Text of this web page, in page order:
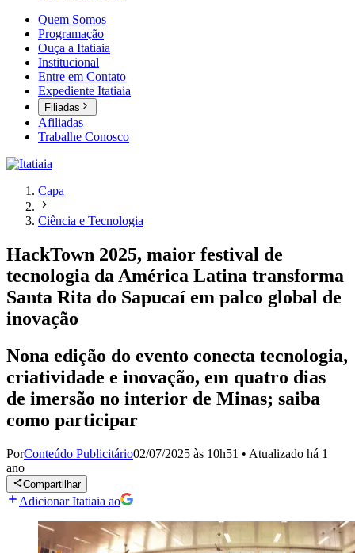
Quem Somos
Programação
Ouça a Itatiaia
Institucional
Entre em Contato
Expediente Itatiaia
Filiadas
Afiliadas
Trabalhe Conosco
Capa
Ciência e Tecnologia
HackTown 2025, maior festival de
tecnologia da América Latina transforma
Santa Rita do Sapucaí em palco global de
inovação
Nona edição do evento conecta tecnologia,
criatividade e inovação, em quatro dias
de imersão no interior de Minas; saiba
como participar
PorConteúdo Publicitário02/07/2025 às 10h51 • Atualizado há 1
ano
Compartilhar
Adicionar Itatiaia ao